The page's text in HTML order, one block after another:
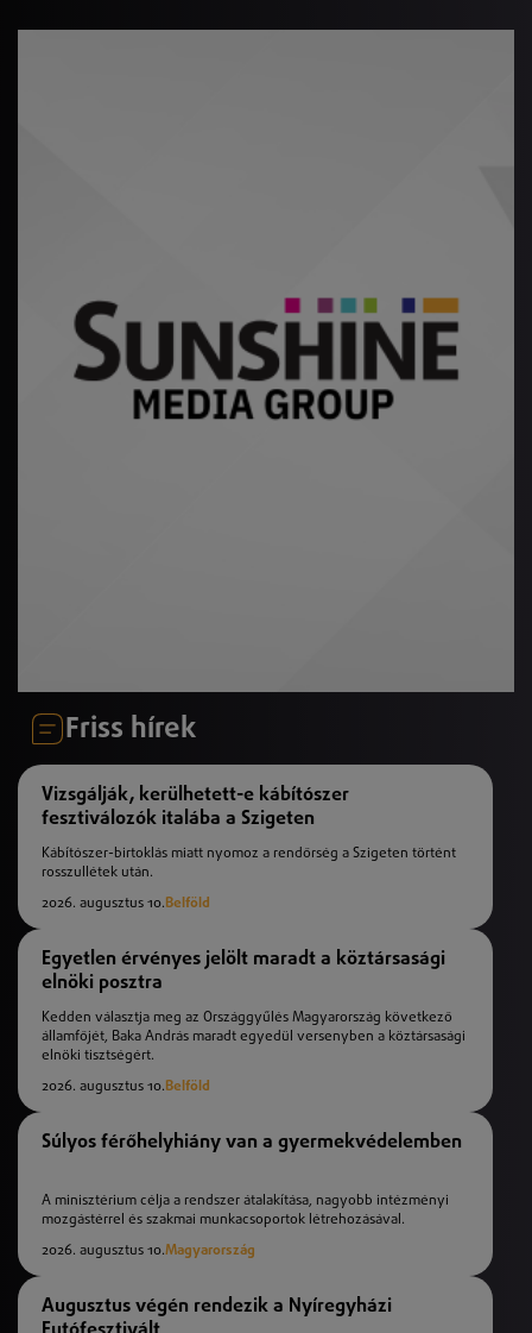
Friss hírek
Vizsgálják, kerülhetett-e kábítószer
fesztiválozók italába a Szigeten
Kábítószer-birtoklás miatt nyomoz a rendőrség a Szigeten történt
rosszullétek után.
2026. augusztus 10.Belföld
Egyetlen érvényes jelölt maradt a köztársasági
elnöki posztra
Kedden választja meg az Országgyűlés Magyarország következő
államfőjét, Baka András maradt egyedül versenyben a köztársasági
elnöki tisztségért.
2026. augusztus 10.Belföld
Súlyos férőhelyhiány van a gyermekvédelemben
A minisztérium célja a rendszer átalakítása, nagyobb intézményi
mozgástérrel és szakmai munkacsoportok létrehozásával.
2026. augusztus 10.Magyarország
Augusztus végén rendezik a Nyíregyházi
Futófesztivált